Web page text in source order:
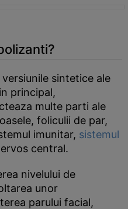
sintetice ale
principal,
multe parti ale
foliculii de par,
imunitar, sistemul
central.
nivelului de
unor
parului facial,